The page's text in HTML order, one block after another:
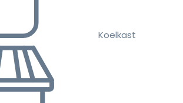
Koelkast